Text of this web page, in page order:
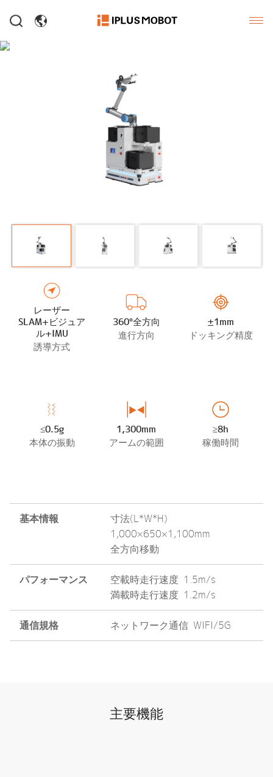
レーザー
SLAM+ビジュア
ル+IMU
誘導方式
360°全方向
進行方向
±1mm
ドッキング精度
≤0.5g
本体の振動
1,300mm
アームの範囲
≥8h
稼働時間
基本情報
寸法(L*W*H)
1,000×650×1,100mm
全方向移動
パフォーマンス
空載時走行速度 1.5m/s
満載時走行速度 1.2m/s
通信規格 ネットワーク通信 WIFI/5G
主要機能